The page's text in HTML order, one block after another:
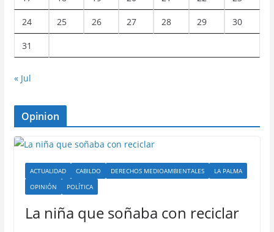
24 25 26 27 28 29 30
31
« Jul
Opinion
ACTUALIDAD CABILDO DERECHOS MEDIOAMBIENTALES
LA PALMA
OPINIÓN
POLÍTICA
La niña que soñaba con reciclar